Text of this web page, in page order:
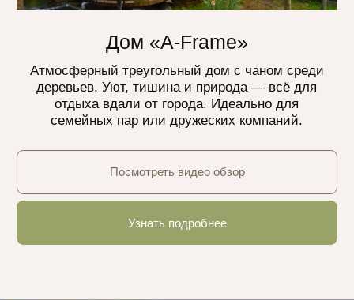
ПОДПИСЫВАЙТЕСЬ И БУДЬТЕ В
Узнавайте о последниз новостях и скидках первыми!
КОНТАКТЫ
+7 (925) 884-44-30
info@nakrayusveta.ru
Московская область, Шаховской район, д.
Коросткино, Большая Приозёрная улица,
52
©2026 «На краю света» Все права защищены